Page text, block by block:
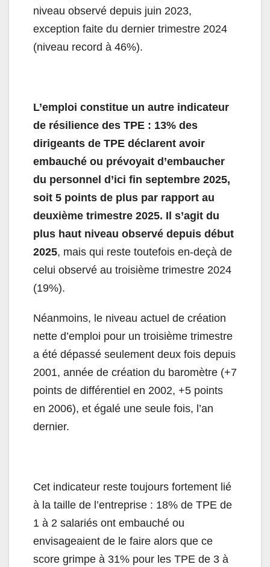
niveau observé depuis juin 2023,
exception faite du dernier trimestre 2024
(niveau record à 46%).
L’emploi constitue un autre indicateur
de résilience des TPE : 13% des
dirigeants de TPE déclarent avoir
embauché ou prévoyait d’embaucher
du personnel d’ici fin septembre 2025,
soit 5 points de plus par rapport au
deuxième trimestre 2025. Il s’agit du
plus haut niveau observé depuis début
2025, mais qui reste toutefois en-deçà de
celui observé au troisième trimestre 2024
(19%).
Néanmoins, le niveau actuel de création
nette d’emploi pour un troisième trimestre
a été dépassé seulement deux fois depuis
2001, année de création du baromètre (+7
points de différentiel en 2002, +5 points
en 2006), et égalé une seule fois, l’an
dernier.
Cet indicateur reste toujours fortement lié
à la taille de l’entreprise : 18% de TPE de
1 à 2 salariés ont embauché ou
envisageaient de le faire alors que ce
score grimpe à 31% pour les TPE de 3 à